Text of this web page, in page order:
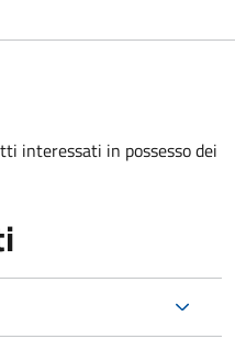
interessati in possesso dei